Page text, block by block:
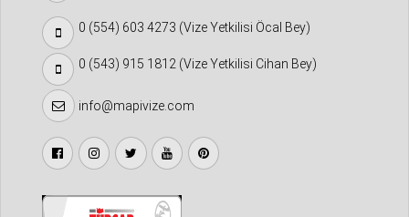
0 (554) 603 4273 (Vize Yetkilisi Öcal Bey)
0 (543) 915 1812 (Vize Yetkilisi Cihan Bey)
info@mapivize.com